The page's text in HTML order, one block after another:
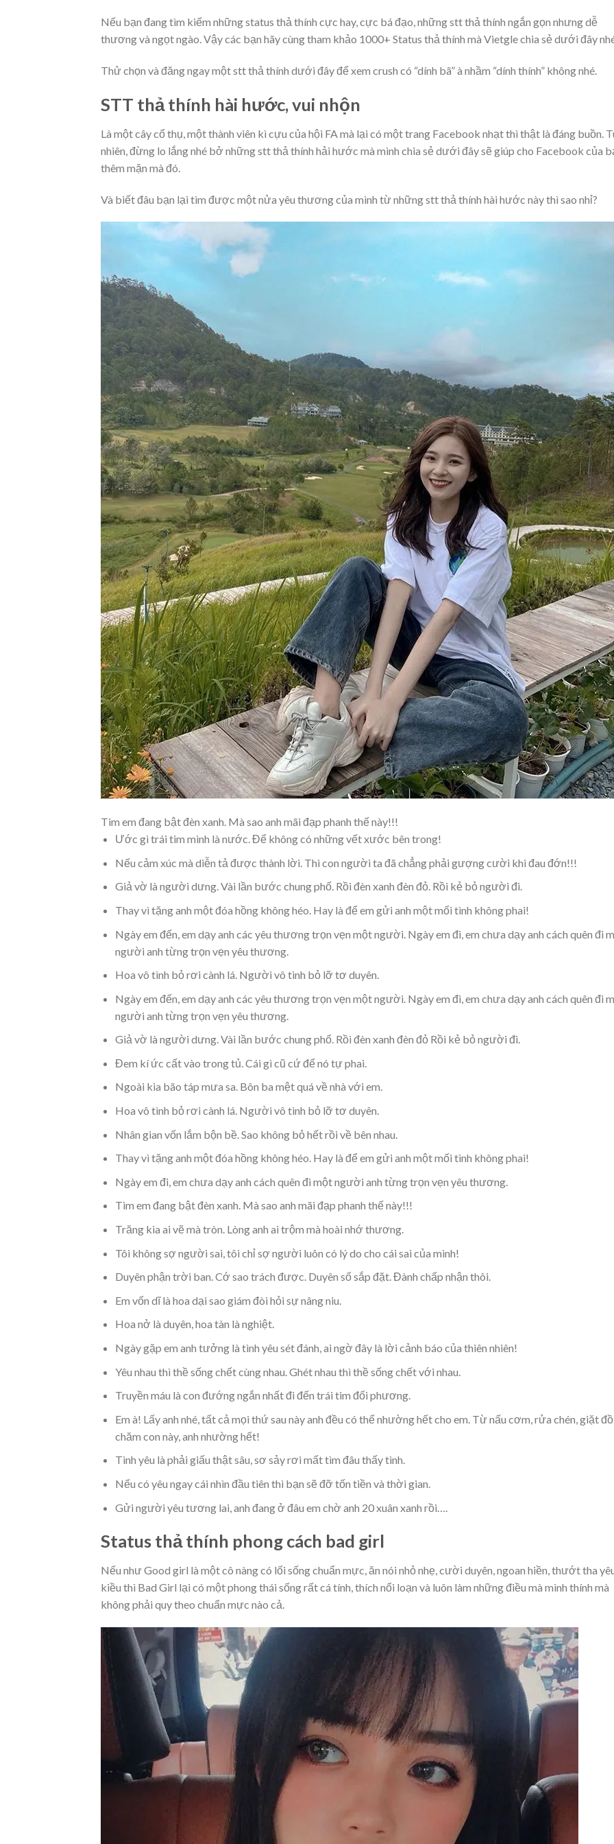
Nếu bạn đang tìm kiếm những status thả thính cực hay, cực bá đạo, những stt thả thính ngắn gọn nhưng dễ
thương và ngọt ngào. Vậy các bạn hãy cùng tham khảo 1000+ Status thả thính mà Vietgle chia sẻ dưới đây
Thử chọn và đăng ngay một stt thả thính dưới đây để xem crush có “dính bã” à nhầm “dính thính” không nhé.
STT thả thính hài hước, vui nhộn
Là một cây cổ thụ, một thành viên kì cựu của hội FA mà lại có một trang Facebook nhạt thì thật là đáng buồn.
nhiên, đừng lo lắng nhé bở những stt thả thính hải hước mà mình chia sẻ dưới đây sẽ giúp cho Facebook của
thêm mặn mà đó.
Và biết đâu bạn lại tìm được một nửa yêu thương của mình từ những stt thả thính hài hước này thì sao nhỉ?
Tim em đang bật đèn xanh. Mà sao anh mãi đạp phanh thế này!!!
Ước gì trái tim mình là nước. Để không có những vết xước bên trong!
Nếu cảm xúc mà diễn tả được thành lời. Thì con người ta đã chẳng phải gượng cười khi đau đớn!!!
Giả vờ là người dưng. Vài lần bước chung phố. Rồi đèn xanh đèn đỏ. Rồi kẻ bỏ người đi.
Thay vì tặng anh một đóa hồng không héo. Hay là để em gửi anh một mối tình không phai!
Ngày em đến, em dạy anh các yêu thương trọn vẹn một người. Ngày em đi, em chưa dạy anh cách quên đi
người anh từng trọn vẹn yêu thương.
Hoa vô tình bỏ rơi cành lá. Người vô tình bỏ lỡ tơ duyên.
Ngày em đến, em dạy anh các yêu thương trọn vẹn một người. Ngày em đi, em chưa dạy anh cách quên đi
người anh từng trọn vẹn yêu thương.
Giả vờ là người dưng. Vài lần bước chung phố. Rồi đèn xanh đèn đỏ Rồi kẻ bỏ người đi.
Đem kí ức cất vào trong tủ. Cái gì cũ cứ để nó tự phai.
Ngoài kia bão táp mưa sa. Bôn ba mệt quá về nhà với em.
Hoa vô tình bỏ rơi cành lá. Người vô tình bỏ lỡ tơ duyên.
Nhân gian vốn lắm bộn bề. Sao không bỏ hết rồi về bên nhau.
Thay vì tặng anh một đóa hồng không héo. Hay là để em gửi anh một mối tình không phai!
Ngày em đi, em chưa dạy anh cách quên đi một người anh từng trọn vẹn yêu thương.
Tim em đang bật đèn xanh. Mà sao anh mãi đạp phanh thế này!!!
Trăng kia ai vẽ mà tròn. Lòng anh ai trộm mà hoài nhớ thương.
Tôi không sợ người sai, tôi chỉ sợ người luôn có lý do cho cái sai của mình!
Duyên phận trời ban. Cớ sao trách được. Duyên số sắp đặt. Đành chấp nhận thôi.
Em vốn dĩ là hoa dại sao giám đòi hỏi sự nâng niu.
Hoa nở là duyên, hoa tàn là nghiệt.
Ngày gặp em anh tưởng là tình yêu sét đánh, ai ngờ đây là lời cảnh báo của thiên nhiên!
Yêu nhau thì thề sống chết cùng nhau. Ghét nhau thì thề sống chết với nhau.
Truyền máu là con đướng ngắn nhất đi đến trái tim đối phương.
Em à! Lấy anh nhé, tất cả mọi thứ sau này anh đều có thể nhường hết cho em. Từ nấu cơm, rửa chén, giặt đồ,
chăm con này, anh nhường hết!
Tình yêu là phải giấu thật sâu, sơ sảy rơi mất tìm đâu thấy tình.
Nếu có yêu ngay cái nhìn đầu tiên thì bạn sẽ đỡ tốn tiền và thời gian.
Gửi người yêu tương lai, anh đang ở đâu em chờ anh 20 xuân xanh rồi….
Status thả thính phong cách bad girl
Nếu như Good girl là một cô nàng có lối sống chuẩn mực, ăn nói nhỏ nhẹ, cười duyên, ngoan hiền, thướt tha
kiều thì Bad Girl lại có một phong thái sống rất cá tính, thích nổi loạn và luôn làm những điều mà mình thính mà
không phải quy theo chuẩn mực nào cả.